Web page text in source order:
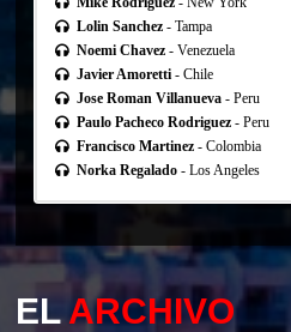
Lolin Sanchez- Tampa
Noemi Chavez- Venezuela
Javier Amoretti- Chile
Jose Roman Villanueva- Peru
Paulo Pacheco Rodriguez- Peru
Francisco Martinez- Colombia
Norka Regalado- Los Angeles
ELARCHIVO